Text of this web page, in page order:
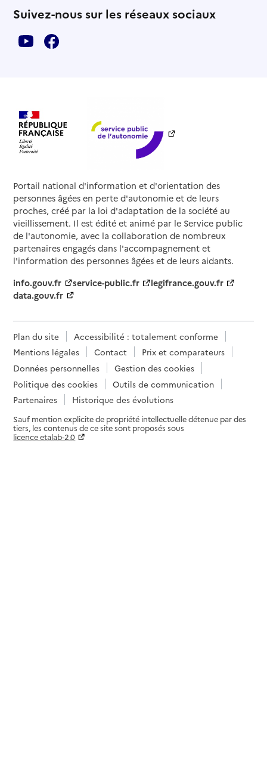
Suivez-nous sur les réseaux sociaux
Portail national d'information et d'orientation des
personnes âgées en perte d'autonomie et de leurs
proches, créé par la loi d'adaptation de la société au
vieillissement. Il est édité et animé par le Service public
de l'autonomie, avec la collaboration de nombreux
partenaires engagés dans l'accompagnement et
l'information des personnes âgées et de leurs aidants.
info.gouv.fr
service-public.fr
legifrance.gouv.fr
data.gouv.fr
Plan du site
Accessibilité : totalement conforme
Mentions légales
Contact
Prix et comparateurs
Données personnelles
Gestion des cookies
Politique des cookies
Outils de communication
Partenaires
Historique des évolutions
Sauf mention explicite de propriété intellectuelle détenue par des
tiers, les contenus de ce site sont proposés sous
licence etalab-2.0